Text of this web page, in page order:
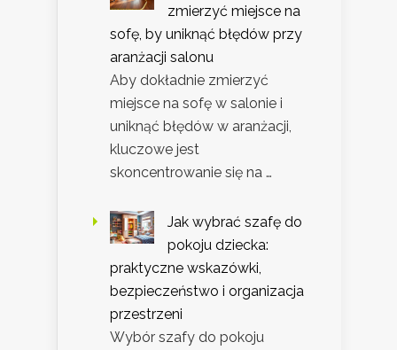
zmierzyć miejsce na
sofę, by uniknąć błędów przy
aranżacji salonu
Aby dokładnie zmierzyć
miejsce na sofę w salonie i
uniknąć błędów w aranżacji,
kluczowe jest
skoncentrowanie się na …
Jak wybrać szafę do
pokoju dziecka:
praktyczne wskazówki,
bezpieczeństwo i organizacja
przestrzeni
Wybór szafy do pokoju